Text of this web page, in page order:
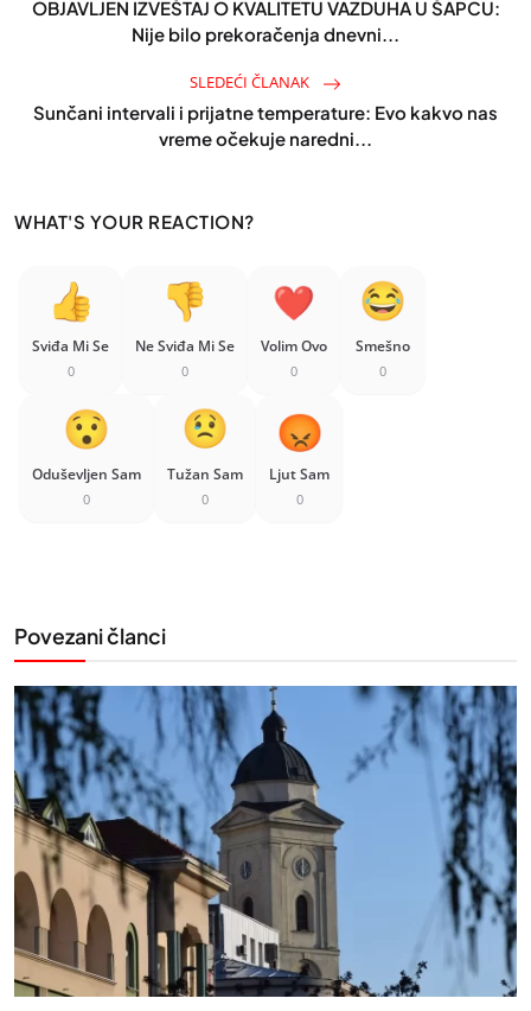
OBJAVLJEN IZVEŠTAJ O KVALITETU VAZDUHA U ŠAPCU:
Nije bilo prekoračenja dnevni...
SLEDEĆI ČLANAK
Sunčani intervali i prijatne temperature: Evo kakvo nas
vreme očekuje naredni...
WHAT'S YOUR REACTION?
Sviđa Mi Se
0
Ne Sviđa Mi Se
0
Volim Ovo
0
Smešno
0
Oduševljen Sam
0
Tužan Sam
0
Ljut Sam
0
Povezani članci